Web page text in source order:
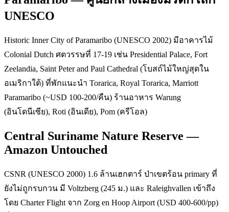
UNESCO
Historic Inner City of Paramaribo (UNESCO 2002) มีอาคารไม้
Colonial Dutch ศตวรรษที่ 17-19 เช่น Presidential Palace, Fort
Zeelandia, Saint Peter and Paul Cathedral (โบสถ์ไม้ใหญ่สุดใน
อเมริกาใต้) ที่พักแนะนำ Torarica, Royal Torarica, Marriott
Paramaribo (~USD 100-200/คืน) ร้านอาหาร Warung
(อินโดนีเซีย), Roti (อินเดีย), Pom (ครีโอล)
Central Suriname Nature Reserve —
Amazon Untouched
CSNR (UNESCO 2000) 1.6 ล้านเฮกตาร์ ป่าเขตร้อน primary ที่
ยังไม่ถูกรบกวน มี Voltzberg (245 ม.) และ Raleighvallen เข้าถึง
โดย Charter Flight จาก Zorg en Hoop Airport (USD 400-600/pp)